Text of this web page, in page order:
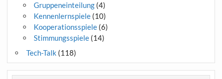
Gruppeneinteilung(4)
Kennenlernspiele(10)
Kooperationsspiele(6)
Stimmungsspiele(14)
Tech-Talk (118)